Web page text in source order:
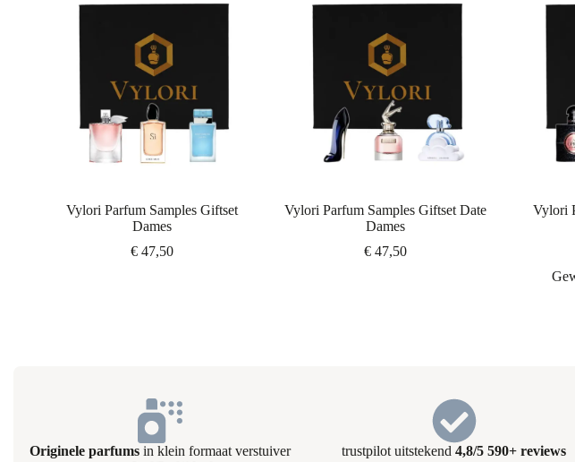
Vylori Parfum Samples Giftset
Dames
€ 47,50
Vylori Parfum Samples Giftset Date
Dames
€ 47,50
Vylori
Originele parfums in klein formaat verstuiver
trustpilot uitstekend4,8/5 590+ reviews